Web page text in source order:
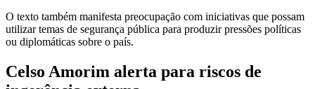
O texto também manifesta preocupação com iniciativas que possam
utilizar temas de segurança pública para produzir pressões políticas
ou diplomáticas sobre o país.
Celso Amorim alerta para riscos de